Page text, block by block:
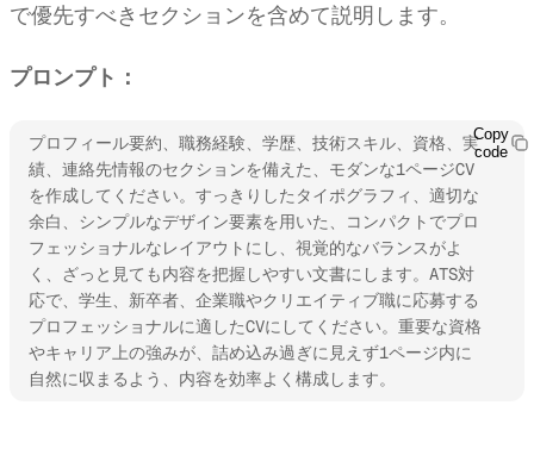
で優先すべきセクションを含めて説明します。
プロンプト：
プロフィール要約、職務経験、学歴、技術スキル、資格、実
績、連絡先情報のセクションを備えた、モダンな1ページCV
を作成してください。すっきりしたタイポグラフィ、適切な
余白、シンプルなデザイン要素を用いた、コンパクトでプロ
フェッショナルなレイアウトにし、視覚的なバランスがよ
く、ざっと見ても内容を把握しやすい文書にします。ATS対
応で、学生、新卒者、企業職やクリエイティブ職に応募する
プロフェッショナルに適したCVにしてください。重要な資格
やキャリア上の強みが、詰め込み過ぎに見えず1ページ内に
自然に収まるよう、内容を効率よく構成します。
Copy
code